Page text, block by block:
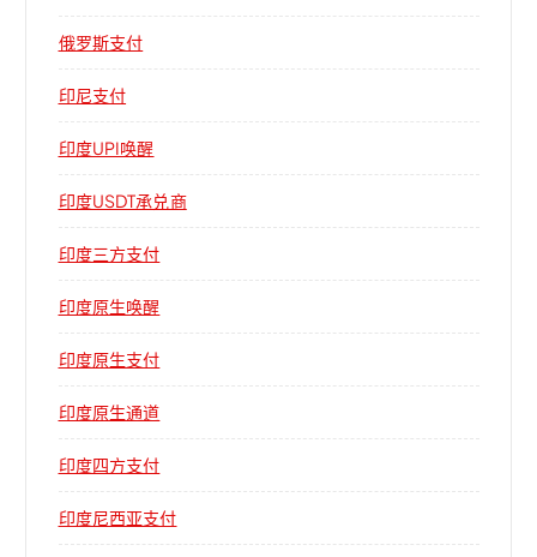
俄罗斯支付
印尼支付
印度UPI唤醒
印度USDT承兑商
印度三方支付
印度原生唤醒
印度原生支付
印度原生通道
印度四方支付
印度尼西亚支付